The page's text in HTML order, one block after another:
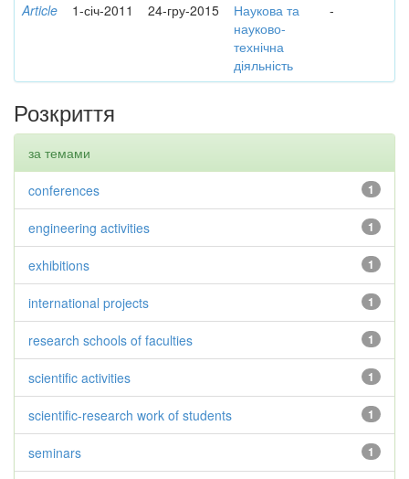
Article 1-січ-2011 24-гру-2015
Наукова та
науково-
технічна
діяльність
-
Розкриття
за темами
1
conferences
1
engineering activities
1
exhibitions
1
international projects
1
research schools of faculties
1
scientific activities
1
scientific-research work of students
1
seminars